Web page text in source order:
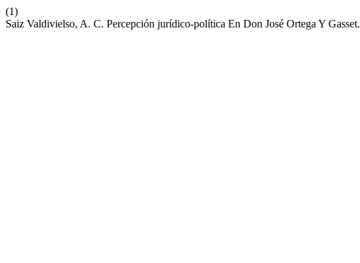
(1)
Saiz Valdivielso, A. C. Percepción jurídico-política En Don José Ortega Y Gasset.